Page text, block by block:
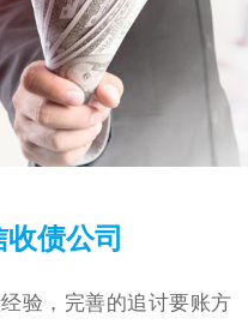
债公司
验，完善的追讨要账方